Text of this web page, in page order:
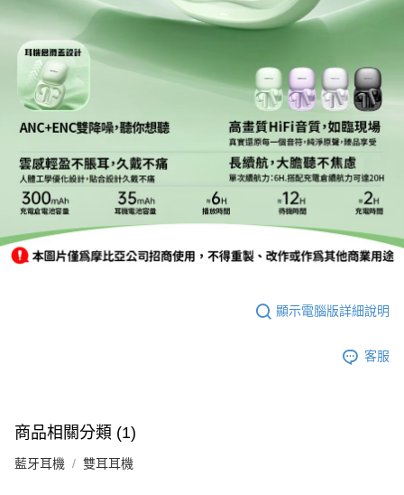
顯示電腦版詳細說明
客服
商品相關分類 (1)
藍牙耳機 雙耳耳機